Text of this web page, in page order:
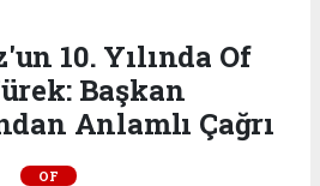
10. Yılında Of
Başkan
Anlamlı Çağrı
OF